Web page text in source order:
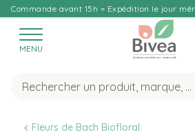
Commande avant 15h = Expédition le jour
MENU
Fleurs de Bach Biofloral